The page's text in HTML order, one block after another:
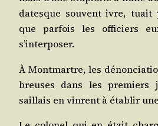
da­tesque sou­vent ivre,
que par­fois les offi­ciers
s’interposer.
À Mont­martre, les
breuses dans les
saillais en vinrent à éta­blir